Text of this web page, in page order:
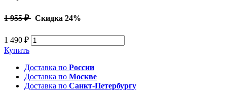
1 955 ₽ Скидка 24%
1 490 ₽
Купить
Доставка по России
Доставка по Москве
Доставка по Санкт-Петербургу